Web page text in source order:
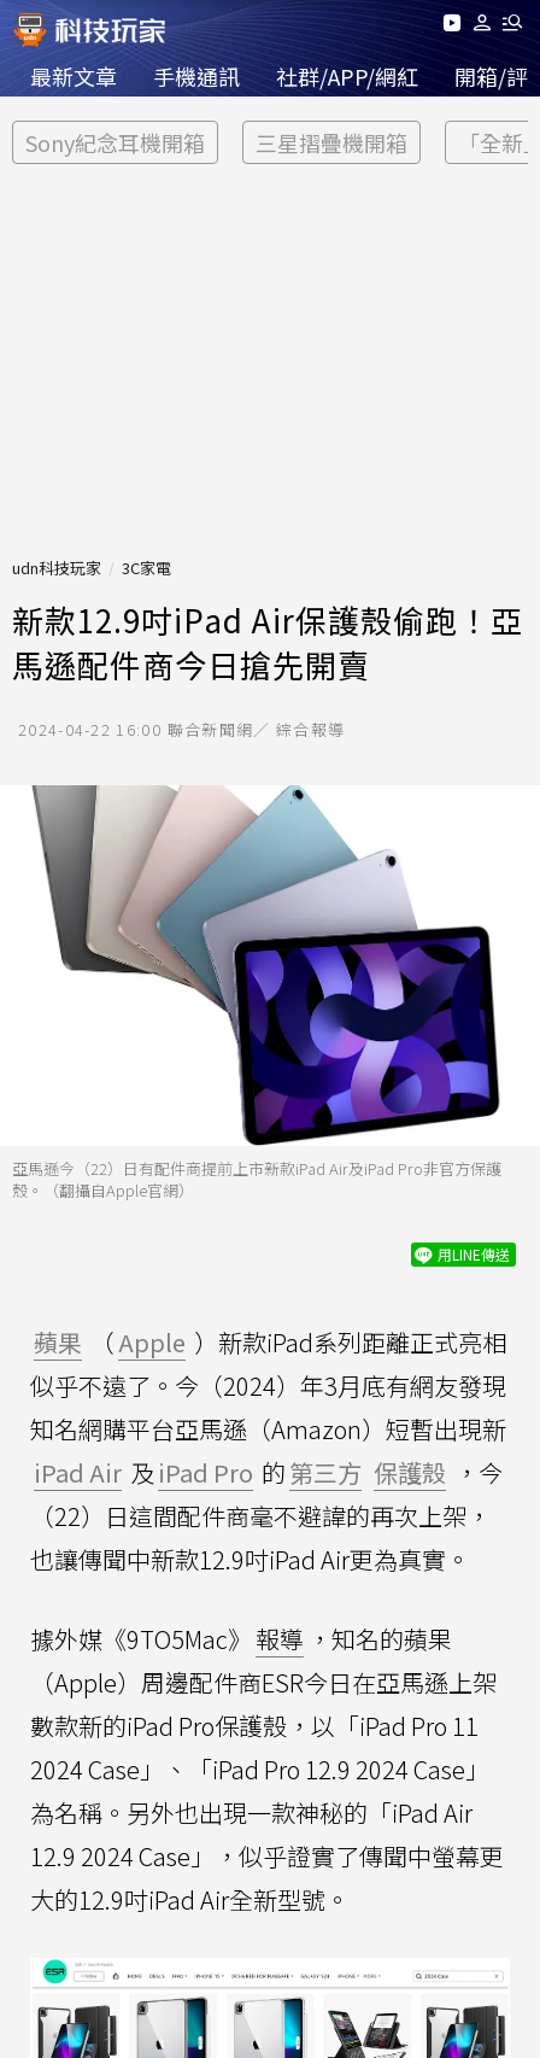
最新文章 手機通訊 社群/APP/網紅 開箱/評
Sony紀念耳機開箱 三星摺疊機開箱 「全新
udn科技玩家 3C家電
新款12.9吋iPad Air保護殼偷跑！亞
馬遜配件商今日搶先開賣
2024-04-22 16:00 聯合新聞網／ 綜合報導
亞馬遜今（22）日有配件商提前上市新款iPad Air及iPad Pro非官方保護
殼。（翻攝自Apple官網）
用LINE傳送
蘋果 （Apple ）新款iPad系列距離正式亮相
似乎不遠了。今（2024）年3月底有網友發現
知名網購平台亞馬遜（Amazon）短暫出現新
iPad Air 及 iPad Pro 的第三方 保護殼 ，今
（22）日這間配件商毫不避諱的再次上架，
也讓傳聞中新款12.9吋iPad Air更為真實。
據外媒《9TO5Mac》 報導 ，知名的蘋果
（Apple）周邊配件商ESR今日在亞馬遜上架
數款新的iPad Pro保護殼，以「iPad Pro 11
2024 Case」、「iPad Pro 12.9 2024 Case」
為名稱。另外也出現一款神秘的「iPad Air
12.9 2024 Case」，似乎證實了傳聞中螢幕更
大的12.9吋iPad Air全新型號。